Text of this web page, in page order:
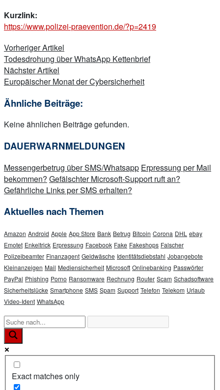
Kurzlink:
https://www.polizei-praevention.de/?p=2419
Beitragsnavigation
Vorheriger Artikel
Todesdrohung über WhatsApp Kettenbrief
Nächster Artikel
Europäischer Monat der Cybersicherheit
Ähnliche Beiträge:
Keine ähnlichen Beiträge gefunden.
DAUERWARNMELDUNGEN
Messengerbetrug über SMS/Whatsapp Erpressung per Mail
bekommen? Gefälschter Microsoft-Support ruft an?
Gefährliche Links per SMS erhalten?
Aktuelles nach Themen
Amazon Android Apple App Store Bank Betrug Bitcoin Corona DHL ebay
Emotet Enkeltrick Erpressung Facebook Fake Fakeshops Falscher
Polizeibeamter Finanzagent Geldwäsche Identitätsdiebstahl Jobangebote
Kleinanzeigen Mail Mediensicherheit Microsoft Onlinebanking Passwörter
PayPal Phishing Porno Ransomware Rechnung Router Scam Schadsoftware
Sicherheitslücke Smartphone SMS Spam Support Telefon Telekom Urlaub
Video-Ident WhatsApp
Exact matches only